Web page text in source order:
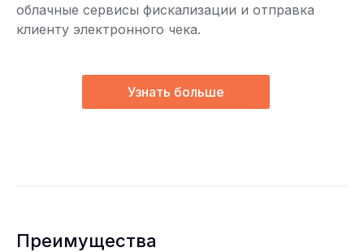
облачные сервисы фискализации и отправка
клиенту электронного чека.
Узнать больше
Преимущества